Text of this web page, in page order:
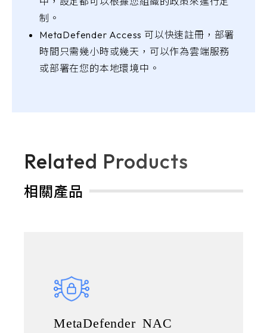
制。
MetaDefender Access 可以快速註冊，部署
時間只需幾小時或幾天，可以作為雲端服務
或部署在您的本地環境中。
Related Products
相關產品
MetaDefender NAC